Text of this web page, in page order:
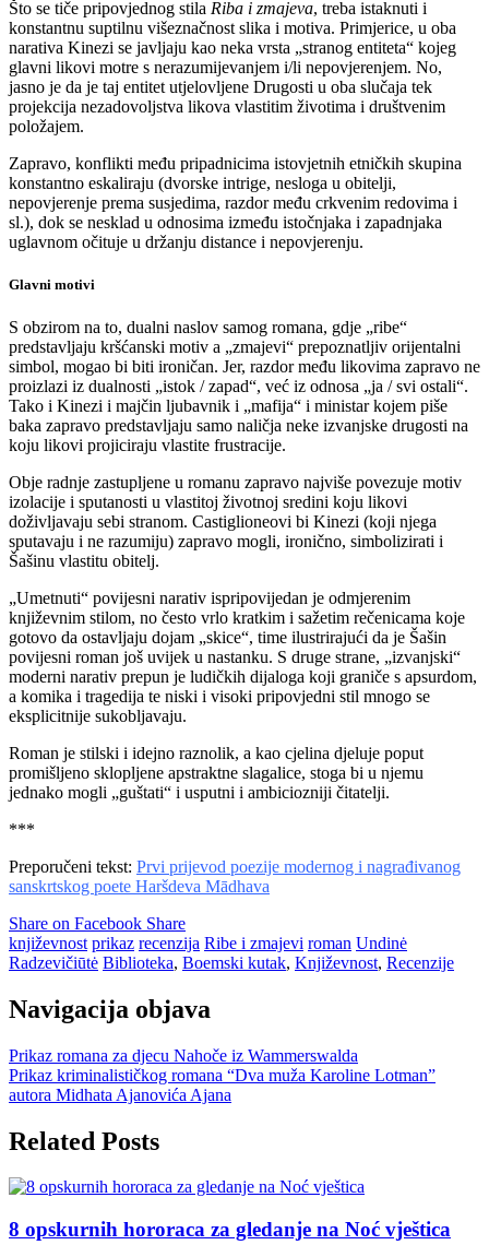
Što se tiče pripovjednog stila Riba i zmajeva, treba istaknuti i
konstantnu suptilnu višeznačnost slika i motiva. Primjerice, u oba
narativa Kinezi se javljaju kao neka vrsta „stranog entiteta“ kojeg
glavni likovi motre s nerazumijevanjem i/li nepovjerenjem. No,
jasno je da je taj entitet utjelovljene Drugosti u oba slučaja tek
projekcija nezadovoljstva likova vlastitim životima i društvenim
položajem.
Zapravo, konflikti među pripadnicima istovjetnih etničkih skupina
konstantno eskaliraju (dvorske intrige, nesloga u obitelji,
nepovjerenje prema susjedima, razdor među crkvenim redovima i
sl.), dok se nesklad u odnosima između istočnjaka i zapadnjaka
uglavnom očituje u držanju distance i nepovjerenju.
Glavni motivi
S obzirom na to, dualni naslov samog romana, gdje „ribe“
predstavljaju kršćanski motiv a „zmajevi“ prepoznatljiv orijentalni
simbol, mogao bi biti ironičan. Jer, razdor među likovima zapravo ne
proizlazi iz dualnosti „istok / zapad“, već iz odnosa „ja / svi ostali“.
Tako i Kinezi i majčin ljubavnik i „mafija“ i ministar kojem piše
baka zapravo predstavljaju samo naličja neke izvanjske drugosti na
koju likovi projiciraju vlastite frustracije.
Obje radnje zastupljene u romanu zapravo najviše povezuje motiv
izolacije i sputanosti u vlastitoj životnoj sredini koju likovi
doživljavaju sebi stranom. Castiglioneovi bi Kinezi (koji njega
sputavaju i ne razumiju) zapravo mogli, ironično, simbolizirati i
Šašinu vlastitu obitelj.
„Umetnuti“ povijesni narativ ispripovijedan je odmjerenim
književnim stilom, no često vrlo kratkim i sažetim rečenicama koje
gotovo da ostavljaju dojam „skice“, time ilustrirajući da je Šašin
povijesni roman još uvijek u nastanku. S druge strane, „izvanjski“
moderni narativ prepun je ludičkih dijaloga koji graniče s apsurdom,
a komika i tragedija te niski i visoki pripovjedni stil mnogo se
eksplicitnije sukobljavaju.
Roman je stilski i idejno raznolik, a kao cjelina djeluje poput
promišljeno sklopljene apstraktne slagalice, stoga bi u njemu
jednako mogli „guštati“ i usputni i ambiciozniji čitatelji.
***
Preporučeni tekst: Prvi prijevod poezije modernog i nagrađivanog
sanskrtskog poete Haršdeva Mādhava
Share on Facebook Share
književnost prikaz recenzija Ribe i zmajevi roman Undinė
Radzevičiūtė Biblioteka, Boemski kutak, Književnost, Recenzije
Navigacija objava
Prikaz romana za djecu Nahoče iz Wammerswalda
Prikaz kriminalističkog romana “Dva muža Karoline Lotman”
autora Midhata Ajanovića Ajana
Related Posts
8 opskurnih hororaca za gledanje na Noć vještica